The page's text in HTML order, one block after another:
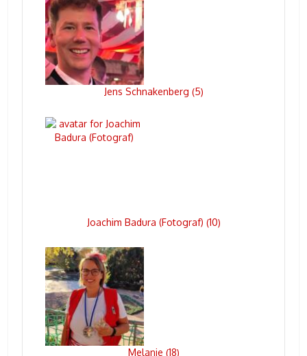
Jens Schnakenberg (5)
Joachim Badura (Fotograf) (10)
Melanie (18)